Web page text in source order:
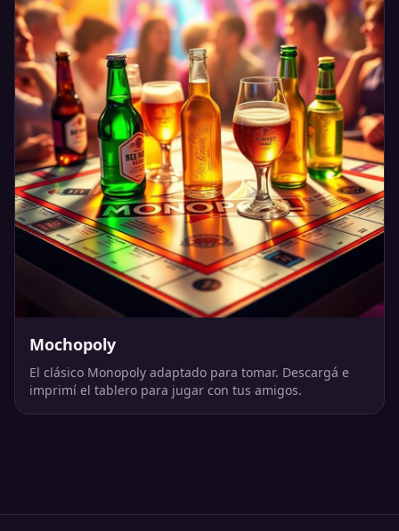
Mochopoly
El clásico Monopoly adaptado para tomar. Descargá e
imprimí el tablero para jugar con tus amigos.